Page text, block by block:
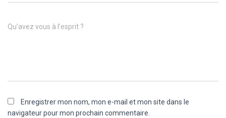
Qu’avez vous à l’esprit ?
Enregistrer mon nom, mon e-mail et mon site dans le
navigateur pour mon prochain commentaire.